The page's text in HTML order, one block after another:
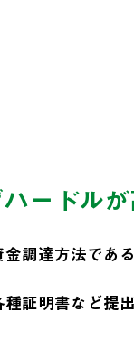
ードル
調達方法である
証明書など提